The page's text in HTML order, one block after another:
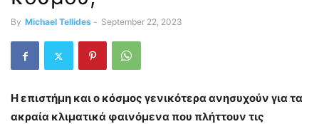
By Michael Tellides - September 22, 2023
Η επιστήμη και ο κόσμος γενικότερα ανησυχούν για τα
ακραία κλιματικά φαινόμενα που πλήττουν τις